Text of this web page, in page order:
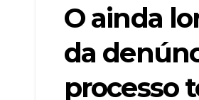
O ainda
da
processo